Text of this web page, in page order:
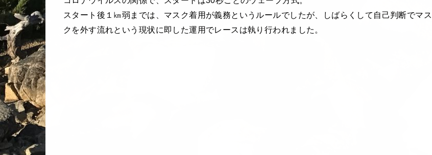
スタート後１㎞弱までは、マスク着用が義務というルールでしたが、しばらくして自己判断でマス
クを外す流れという現状に即した運用でレースは執り行われました。